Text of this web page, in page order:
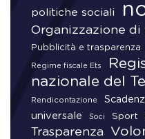
politiche sociali
Organizzazione di
Pubblicità e trasparenza
Regime fiscale Ets
nazionale del
Rendicontazione
universale
Soci Sport
Trasparenza